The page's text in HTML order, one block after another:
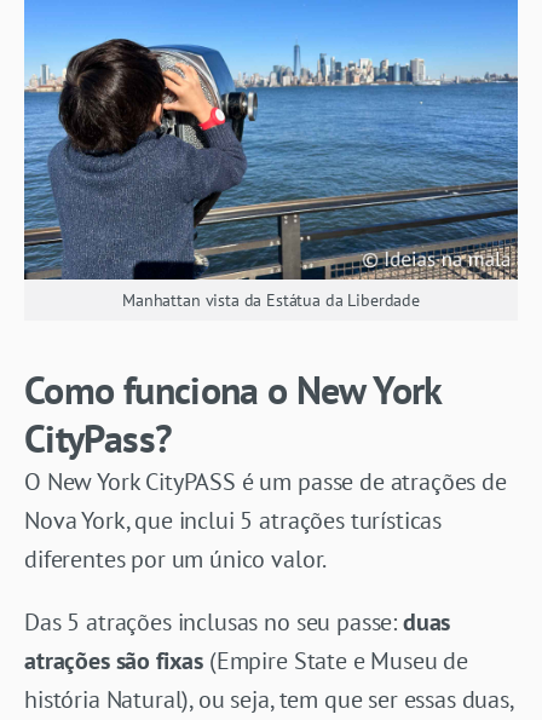
Manhattan vista da Estátua da Liberdade
Como funciona o New York
CityPass?
O New York CityPASS é um passe de atrações de
Nova York, que inclui 5 atrações turísticas
diferentes por um único valor.
Das 5 atrações inclusas no seu passe:duas
atrações são fixas (Empire State e Museu de
história Natural), ou seja, tem que ser essas duas,